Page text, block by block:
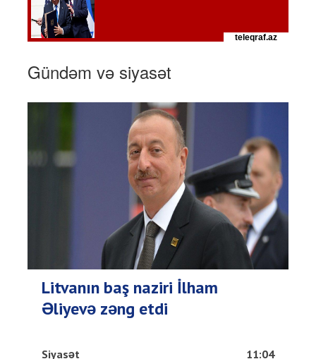
Gündəm və siyasət
Litvanın baş naziri İlham
Əliyevə zəng etdi
Siyasət 11:04